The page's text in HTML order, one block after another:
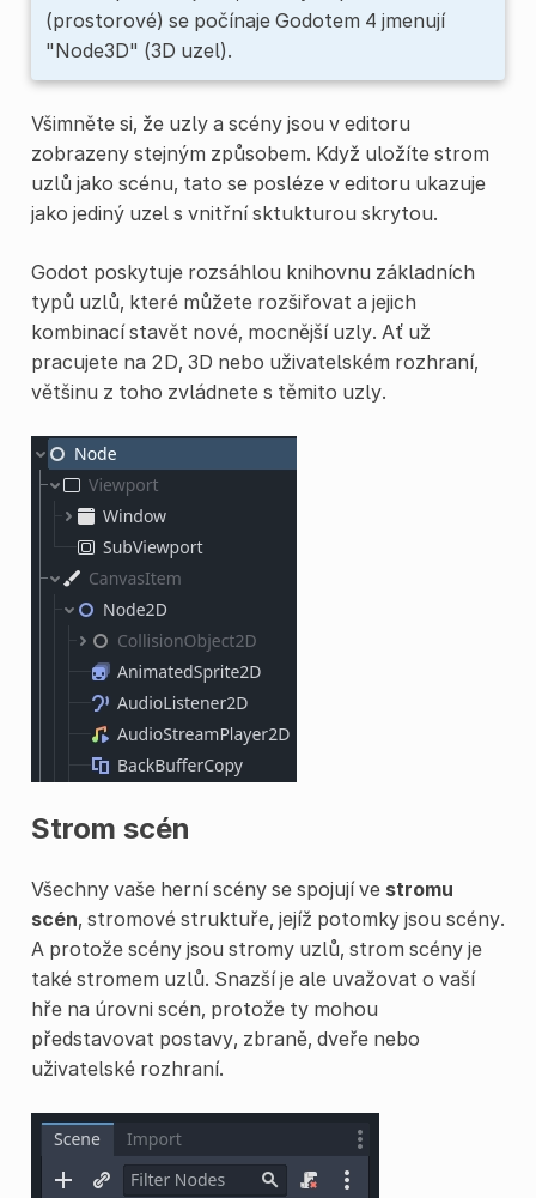
(prostorové) se počínaje Godotem 4 jmenují
"Node3D" (3D uzel).
Všimněte si, že uzly a scény jsou v editoru
zobrazeny stejným způsobem. Když uložíte strom
uzlů jako scénu, tato se posléze v editoru ukazuje
jako jediný uzel s vnitřní sktukturou skrytou.
Godot poskytuje rozsáhlou knihovnu základních
typů uzlů, které můžete rozšiřovat a jejich
kombinací stavět nové, mocnější uzly. Ať už
pracujete na 2D, 3D nebo uživatelském rozhraní,
většinu z toho zvládnete s těmito uzly.
Strom scén
Všechny vaše herní scény se spojují ve stromu
scén, stromové struktuře, jejíž potomky jsou scény.
A protože scény jsou stromy uzlů, strom scény je
také stromem uzlů. Snazší je ale uvažovat o vaší
hře na úrovni scén, protože ty mohou
představovat postavy, zbraně, dveře nebo
uživatelské rozhraní.